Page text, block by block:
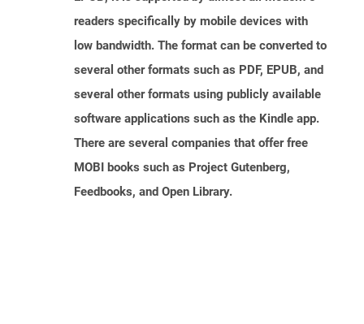
readers specifically by mobile devices with
low bandwidth. The format can be converted to
several other formats such as PDF, EPUB, and
several other formats using publicly available
software applications such as the Kindle app.
There are several companies that offer free
MOBI books such as Project Gutenberg,
Feedbooks, and Open Library.